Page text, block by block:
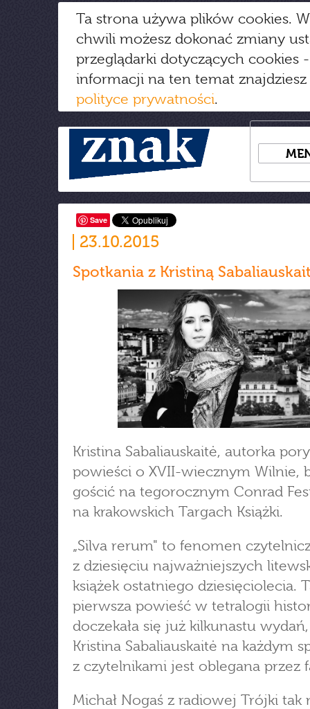
Ta strona używa plików cookies.
chwili możesz dokonać zmiany
przeglądarki dotyczących cookies
informacji na ten temat
polityce prywatności.
Save
23.10.2015
Spotkania z Kristiną
Kristina Sabaliauskaitė, autorka
powieści o XVII-wiecznym Wilnie,
gościć na tegorocznym Conrad
na krakowskich Targach Książki.
„Silva rerum" to fenomen
z dziesięciu najważniejszych
książek ostatniego dziesięciolecia.
pierwsza powieść w tetralogii
doczekała się już kilkunastu
Kristina Sabaliauskaitė na każdym
z czytelnikami jest oblegana przez
Michał Nogaś z radiowej Trójki tak